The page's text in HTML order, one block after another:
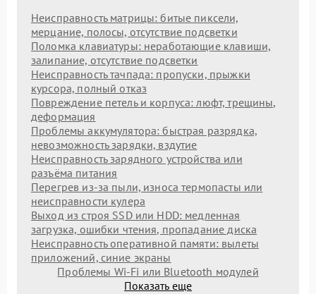
Неисправность матрицы: битые пиксели,
мерцание, полосы, отсутствие подсветки
Поломка клавиатуры: неработающие клавиши,
залипание, отсутствие подсветки
Неисправность тачпада: пропуски, прыжки
курсора, полный отказ
Повреждение петель и корпуса: люфт, трещины,
деформация
Проблемы аккумулятора: быстрая разрядка,
невозможность зарядки, вздутие
Неисправность зарядного устройства или
разъёма питания
Перегрев из‑за пыли, износа термопасты или
неисправности кулера
Выход из строя SSD или HDD: медленная
загрузка, ошибки чтения, пропадание диска
Неисправность оперативной памяти: вылеты
приложений, синие экраны
Проблемы Wi‑Fi или Bluetooth модулей
Показать еще